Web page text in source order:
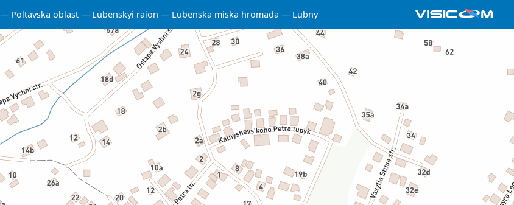
Poltavska oblast Lubenskyi raion Lubenska miska hromada Lubny